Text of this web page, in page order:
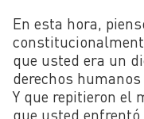
En esta hora,
que usted era un
derechos
Y que repitieron el
que usted